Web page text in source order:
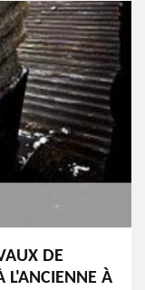
DE
L'ANCIENNE À